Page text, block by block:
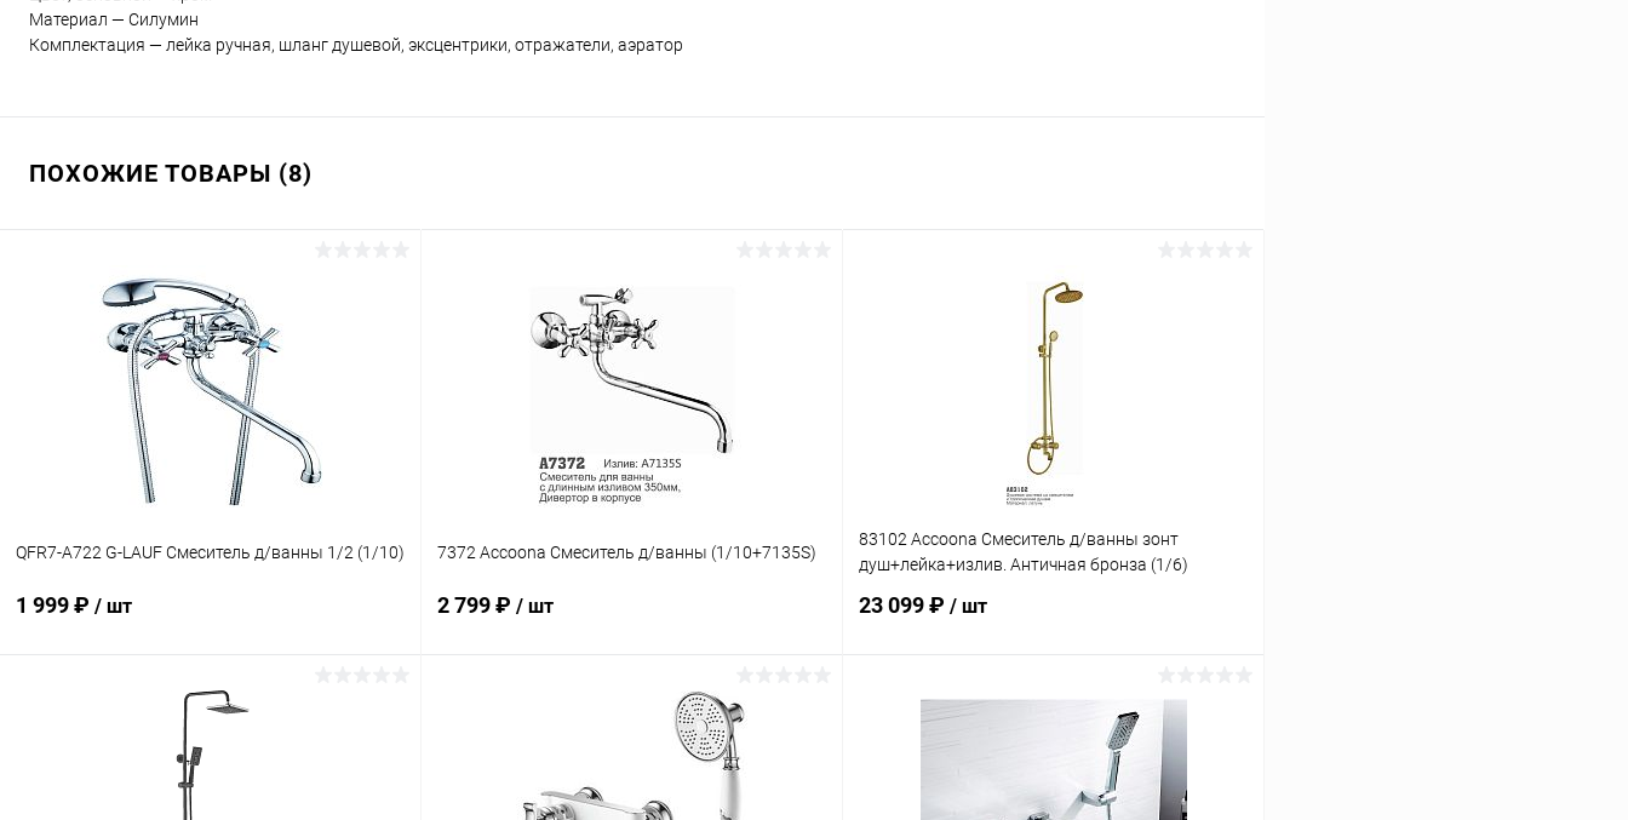
Материал — Силумин
Комплектация — лейка ручная, шланг душевой, эксцентрики, отражатели, аэратор
ПОХОЖИЕ ТОВАРЫ (8)
QFR7-A722 G-LAUF Смеситель д/ванны 1/2 (1/10)
1 999 ₽ / шт
В корзину
7372 Accoona Смеситель д/ванны (1/10+7135S)
2 799 ₽ / шт
В корзину
К сравнению
В избранное В наличии
83102 Accoona Смеситель д/ванны зонт
душ+лейка+излив. Античная бронза (1/6)
23 099 ₽ / шт
В корзину
К сравнению
В наличии